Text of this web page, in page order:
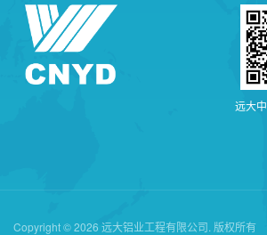
远大中
Copyright © 2026 远大铝业工程有限公司. 版权所有